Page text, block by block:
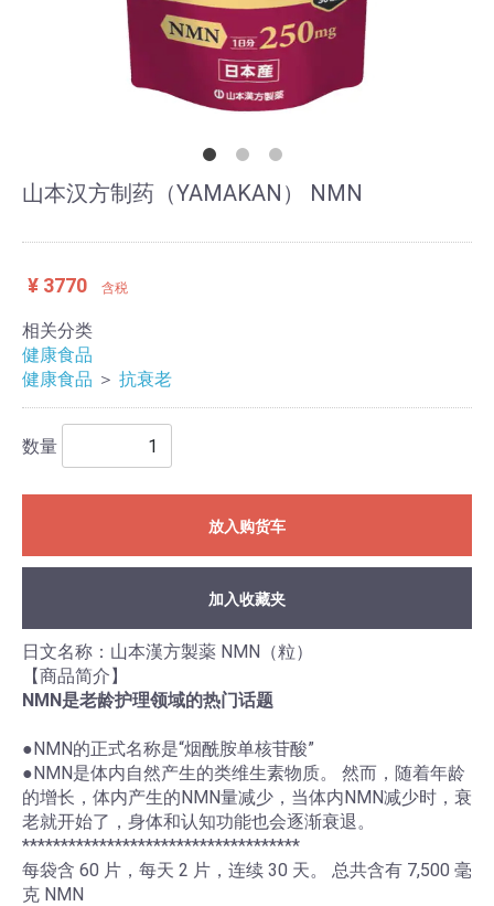
山本汉方制药（YAMAKAN） NMN
¥ 3770 含税
相关分类
健康食品
健康食品 ＞ 抗衰老
数量
放入购货车
加入收藏夹
日文名称：山本漢方製薬 NMN（粒）
【商品简介】
NMN是老龄护理领域的热门话题
●NMN的正式名称是“烟酰胺单核苷酸”
●NMN是体内自然产生的类维生素物质。 然而，随着年龄
的增长，体内产生的NMN量减少，当体内NMN减少时，衰
老就开始了，身体和认知功能也会逐渐衰退。
************************************
每袋含 60 片，每天 2 片，连续 30 天。 总共含有 7,500 毫
克 NMN